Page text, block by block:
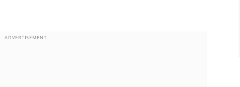
ADVERTISEMENT